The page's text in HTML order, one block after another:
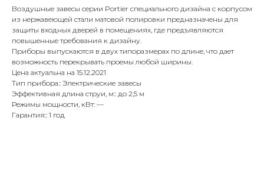
Воздушные завесы серии Portier специального дизайна с корпусом
из нержавеющей стали матовой полировки предназначены для
защиты входных дверей в помещениях, где предъявляются
повышенные требования к дизайну.
Приборы выпускаются в двух типоразмерах по длине, что дает
возможность перекрывать проемы любой ширины.
Цена актуальна на 15.12.2021
Тип прибора:: Электрические завесы
Эффективная длина струи, м:: до 2,5 м
Режимы мощности, кВт: —
Гарантия:: 1 год